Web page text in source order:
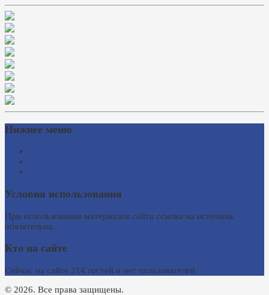
Нижнее меню
Условия использования
При использовании материалов сайта ссылка на источник
обязательна.
Кто на сайте
Сейчас на сайте 214 гостей и нет пользователей
© 2026. Все права защищены.